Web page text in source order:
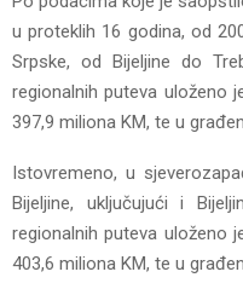
u proteklih 16 godina, od
Srpske, od Bijeljine do
regionalnih puteva uloženo
397,9 miliona KM, te u
Istovremeno, u
Bijeljine, uključujući i
regionalnih puteva uloženo
403,6 miliona KM, te u